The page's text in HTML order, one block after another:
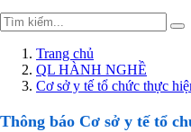
Trang chủ
QL HÀNH NGHỀ
Cơ sở y tế tổ chức thực
Thông báo Cơ sở y tế tổ